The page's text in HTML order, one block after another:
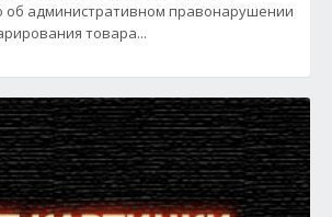
об административном правонарушении
товара...